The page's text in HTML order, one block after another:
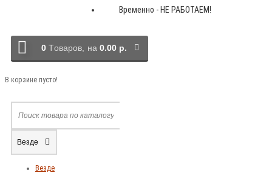
Временно - НЕ РАБОТАЕМ!
0 Tоваров, на 0.00 р.
В корзине пусто!
Везде
Везде